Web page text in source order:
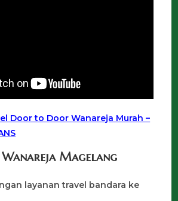
Door to Door Wanareja Murah –
Magelang
layanan travel bandara ke